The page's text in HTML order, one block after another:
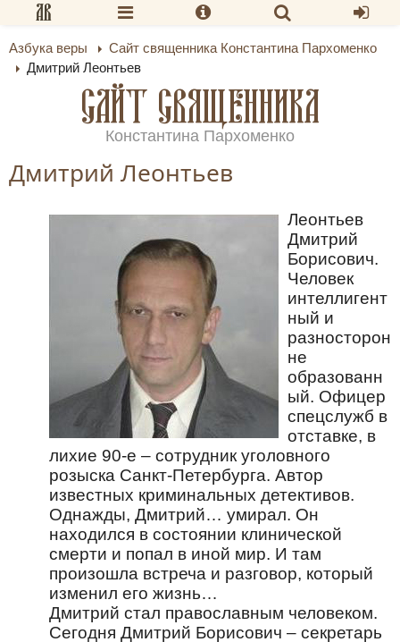
Азбука веры
Сайт священника Константина Пархоменко
Дмитрий Леонтьев
САЙТ СВЯЩЕННИКА
Константина Пархоменко
Дмитрий Леонтьев
Леонтьев
Дмитрий
Борисович.
Человек
интеллигент
ный и
разносторон
не
образованн
ый. Офицер
спецслужб в
отставке, в
лихие 90-е – сотрудник уголовного
розыска Санкт-Петербурга. Автор
известных криминальных детективов.
Однажды, Дмитрий… умирал. Он
находился в состоянии клинической
смерти и попал в иной мир. И там
произошла встреча и разговор, который
изменил его жизнь…
Дмитрий стал православным человеком.
Сегодня Дмитрий Борисович – секретарь